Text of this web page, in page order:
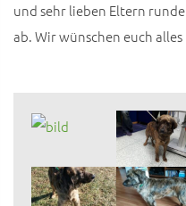
und sehr lieben Eltern
ab. Wir wünschen euch